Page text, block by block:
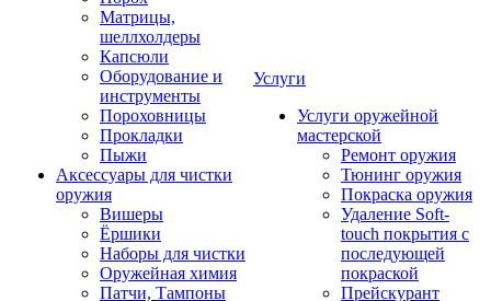
Матрицы,
шеллхолдеры
Капсюли
Оборудование и
инструменты
Пороховницы
Прокладки
Пыжи
Аксессуары для чистки
оружия
Вишеры
Ёршики
Наборы для чистки
Оружейная химия
Патчи, Тампоны
Услуги
Услуги оружейной
мастерской
Ремонт оружия
Тюнинг оружия
Покраска оружия
Удаление Soft-
touch покрытия с
последующей
покраской
Прейскурант